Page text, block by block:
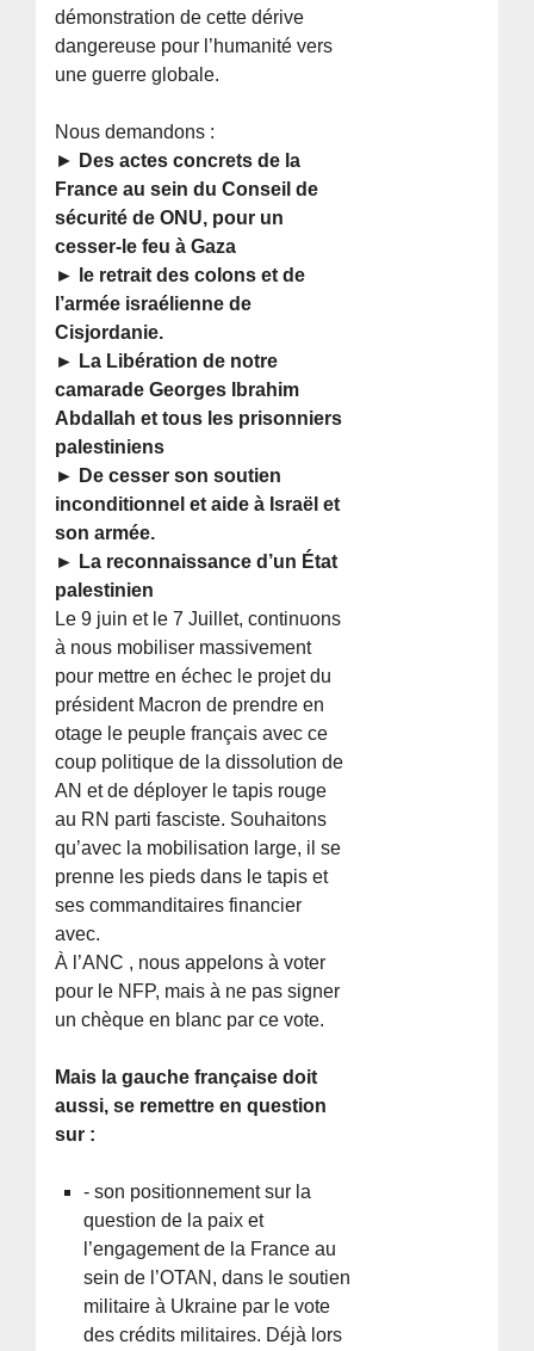
démonstration de cette dérive
dangereuse pour l’humanité vers
une guerre globale.
Nous demandons :
► Des actes concrets de la
France au sein du Conseil de
sécurité de ONU, pour un
cesser-le feu à Gaza
► le retrait des colons et de
l’armée israélienne de
Cisjordanie.
► La Libération de notre
camarade Georges Ibrahim
Abdallah et tous les prisonniers
palestiniens
► De cesser son soutien
inconditionnel et aide à Israël et
son armée.
► La reconnaissance d’un État
palestinien
Le 9 juin et le 7 Juillet, continuons
à nous mobiliser massivement
pour mettre en échec le projet du
président Macron de prendre en
otage le peuple français avec ce
coup politique de la dissolution de
AN et de déployer le tapis rouge
au RN parti fasciste. Souhaitons
qu’avec la mobilisation large, il se
prenne les pieds dans le tapis et
ses commanditaires financier
avec.
À l’ANC , nous appelons à voter
pour le NFP, mais à ne pas signer
un chèque en blanc par ce vote.
Mais la gauche française doit
aussi, se remettre en question
sur :
- son positionnement sur la
question de la paix et
l’engagement de la France au
sein de l’OTAN, dans le soutien
militaire à Ukraine par le vote
des crédits militaires. Déjà lors